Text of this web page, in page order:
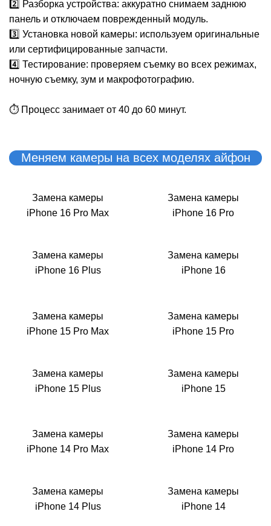
2️⃣ Разборка устройства: аккуратно снимаем заднюю
панель и отключаем поврежденный модуль.
3️⃣ Установка новой камеры: используем оригинальные
или сертифицированные запчасти.
4️⃣ Тестирование: проверяем съемку во всех режимах,
ночную съемку, зум и макрофотографию.
⏱ Процесс занимает от 40 до 60 минут.
Меняем камеры на всех моделях айфон
Замена камеры
iPhone 16 Pro Max
Замена камеры
iPhone 16 Pro
Замена камеры
iPhone 16 Plus
Замена камеры
iPhone 16
Замена камеры
iPhone 15 Pro Max
Замена камеры
iPhone 15 Pro
Замена камеры
iPhone 15 Plus
Замена камеры
iPhone 15
Замена камеры
iPhone 14 Pro Max
Замена камеры
iPhone 14 Pro
Замена камеры
iPhone 14 Plus
Замена камеры
iPhone 14